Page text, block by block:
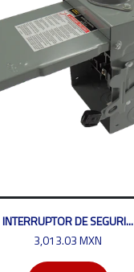
INTERRUPTOR DE SEGURI...
3,013.03 MXN